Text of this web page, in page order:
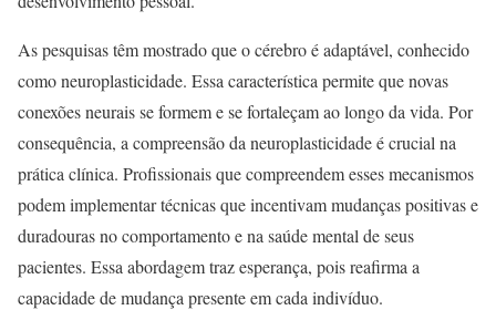
As pesquisas têm mostrado que o cérebro é adaptável, conhecido
como neuroplasticidade. Essa característica permite que novas
conexões neurais se formem e se fortaleçam ao longo da vida. Por
consequência, a compreensão da neuroplasticidade é crucial na
prática clínica. Profissionais que compreendem esses mecanismos
podem implementar técnicas que incentivam mudanças positivas e
duradouras no comportamento e na saúde mental de seus
pacientes. Essa abordagem traz esperança, pois reafirma a
capacidade de mudança presente em cada indivíduo.